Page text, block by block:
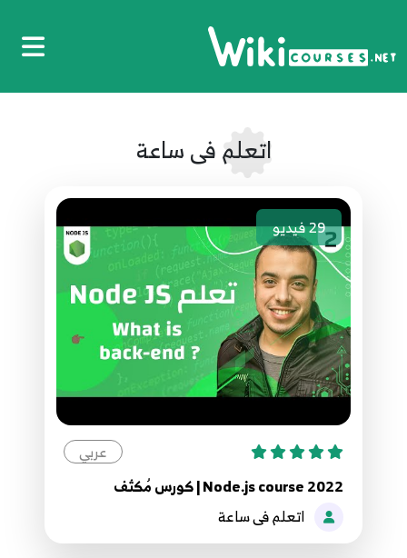
اتعلم فى ساعة
29فيديو
عربي
Node.js course 2022 | كورس مُكثف
اتعلم فى ساعة